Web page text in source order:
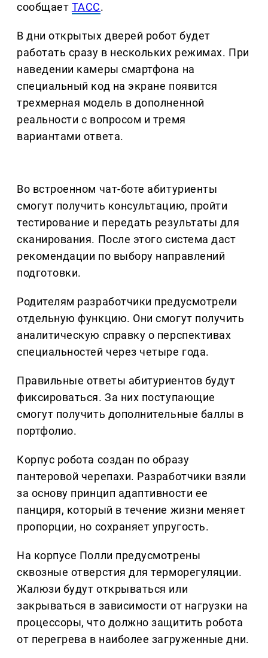
сообщает ТАСС.
В дни открытых дверей робот будет
работать сразу в нескольких режимах. При
наведении камеры смартфона на
специальный код на экране появится
трехмерная модель в дополненной
реальности с вопросом и тремя
вариантами ответа.
Во встроенном чат-боте абитуриенты
смогут получить консультацию, пройти
тестирование и передать результаты для
сканирования. После этого система даст
рекомендации по выбору направлений
подготовки.
Родителям разработчики предусмотрели
отдельную функцию. Они смогут получить
аналитическую справку о перспективах
специальностей через четыре года.
Правильные ответы абитуриентов будут
фиксироваться. За них поступающие
смогут получить дополнительные баллы в
портфолио.
Корпус робота создан по образу
пантеровой черепахи. Разработчики взяли
за основу принцип адаптивности ее
панциря, который в течение жизни меняет
пропорции, но сохраняет упругость.
На корпусе Полли предусмотрены
сквозные отверстия для терморегуляции.
Жалюзи будут открываться или
закрываться в зависимости от нагрузки на
процессоры, что должно защитить робота
от перегрева в наиболее загруженные дни.